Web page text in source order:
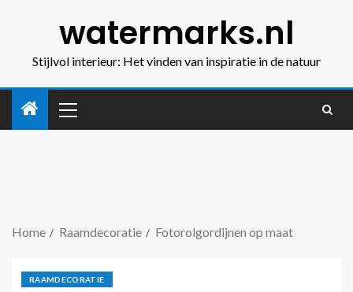
watermarks.nl
Stijlvol interieur: Het vinden van inspiratie in de natuur
Home Raamdecoratie Fotorolgordijnen op maat
RAAMDECORATIE